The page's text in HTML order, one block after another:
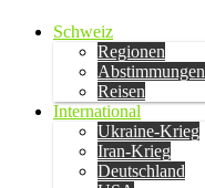
Schweiz
Regionen
Abstimmungen
Reisen
International
Ukraine-Krieg
Iran-Krieg
Deutschland